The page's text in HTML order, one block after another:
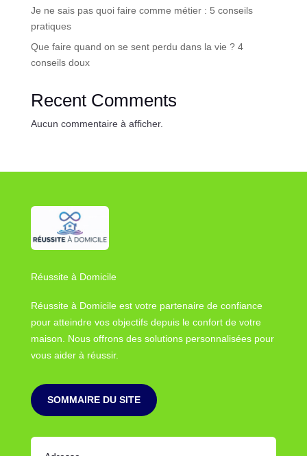
Je ne sais pas quoi faire comme métier : 5 conseils
pratiques
Que faire quand on se sent perdu dans la vie ? 4
conseils doux
Recent Comments
Aucun commentaire à afficher.
Réussite à Domicile
Réussite à Domicile est votre partenaire de confiance
pour atteindre vos objectifs depuis le confort de votre
maison. Nous offrons des solutions personnalisées pour
vous aider à réussir.
SOMMAIRE DU SITE